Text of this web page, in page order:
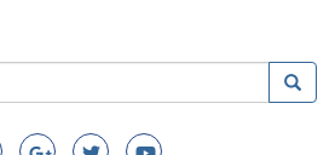
Kërko